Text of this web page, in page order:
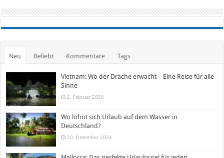
Neu Beliebt Kommentare Tags
Vietnam: Wo der Drache erwacht – Eine Reise für alle
Sinne
2. Februar 2026
Wo lohnt sich Urlaub auf dem Wasser in
Deutschland?
30. Dezember 2024